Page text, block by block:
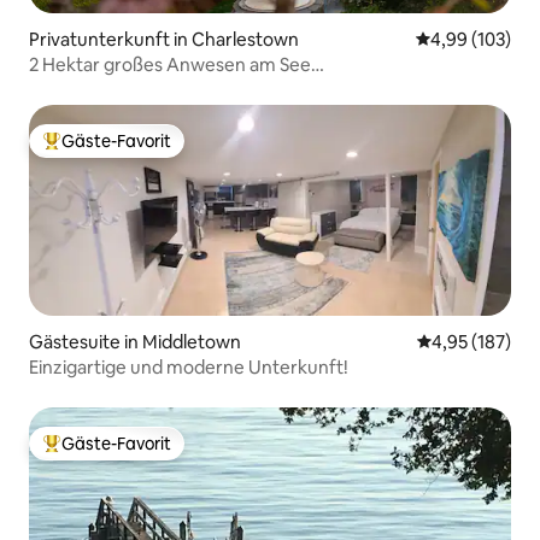
Privatunterkunft in Charlestown
4,99 (103)
2 Hektar großes Anwesen am See
Beliebter Gäste-Favorit.
Gäste-Favorit
Gästesuite in Middletown
4,95 (187)
Einzigartige und moderne Unterkunft!
Beliebter Gäste-Favorit.
Gäste-Favorit